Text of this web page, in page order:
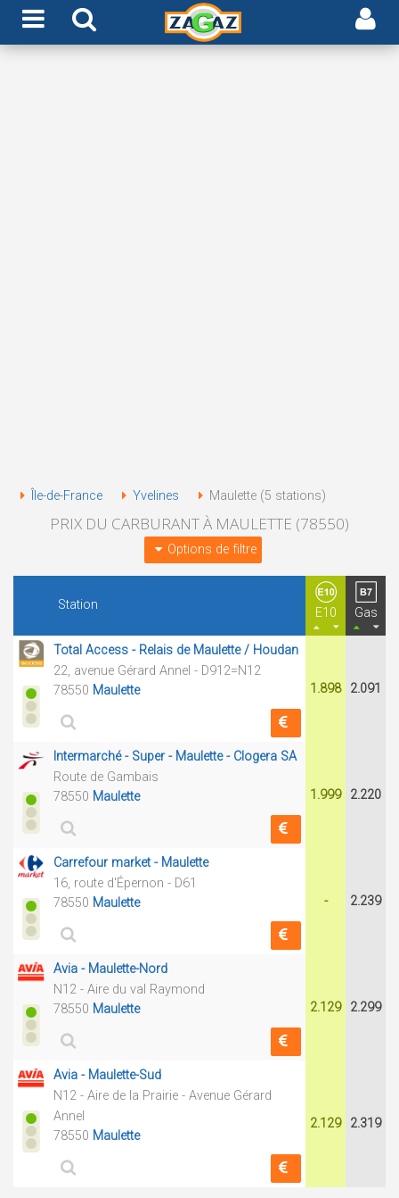
Île-de-France Yvelines Maulette (5 stations)
PRIX DU CARBURANT À MAULETTE (78550)
Options de filtre
Station
E10 Gas
Total Access - Relais de Maulette / Houdan
22, avenue Gérard Annel - D912=N12
78550 Maulette 1.898 2.091
Intermarché - Super - Maulette - Clogera SA
Route de Gambais
78550 Maulette 1.999 2.220
Carrefour market - Maulette
16, route d'Épernon - D61
78550 Maulette - 2.239
Avia - Maulette-Nord
N12 - Aire du val Raymond
78550 Maulette 2.129 2.299
Avia - Maulette-Sud
N12 - Aire de la Prairie - Avenue Gérard
Annel
78550 Maulette
2.129 2.319